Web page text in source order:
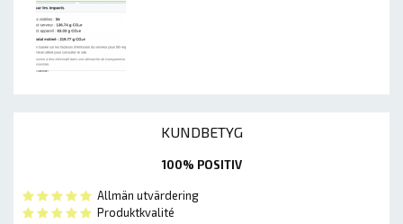
KUNDBETYG
100% POSITIV
Allmän utvärdering
Produktkvalité